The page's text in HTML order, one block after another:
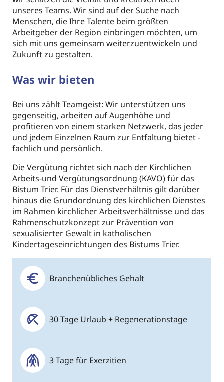
unseres Teams. Wir sind auf der Suche nach
Menschen, die Ihre Talente beim größten
Arbeitgeber der Region einbringen möchten, um
sich mit uns gemeinsam weiterzuentwickeln und
Zukunft zu gestalten.
Was wir bieten
Bei uns zählt Teamgeist: Wir unterstützen uns
gegenseitig, arbeiten auf Augenhöhe und
profitieren von einem starken Netzwerk, das jeder
und jedem Einzelnen Raum zur Entfaltung bietet -
fachlich und persönlich.
Die Vergütung richtet sich nach der Kirchlichen
Arbeits-und Vergütungsordnung (KAVO) für das
Bistum Trier. Für das Dienstverhältnis gilt darüber
hinaus die Grundordnung des kirchlichen Dienstes
im Rahmen kirchlicher Arbeitsverhältnisse und das
Rahmenschutzkonzept zur Prävention von
sexualisierter Gewalt in katholischen
Kindertageseinrichtungen des Bistums Trier.
Branchenübliches Gehalt
30 Tage Urlaub + Regenerationstage
3 Tage für Exerzitien